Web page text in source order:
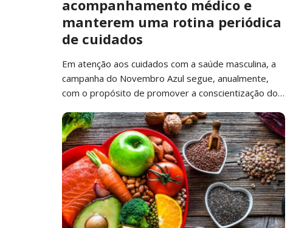
acompanhamento médico e
manterem uma rotina periódica
de cuidados
Em atenção aos cuidados com a saúde masculina, a
campanha do Novembro Azul segue, anualmente,
com o propósito de promover a conscientização dos